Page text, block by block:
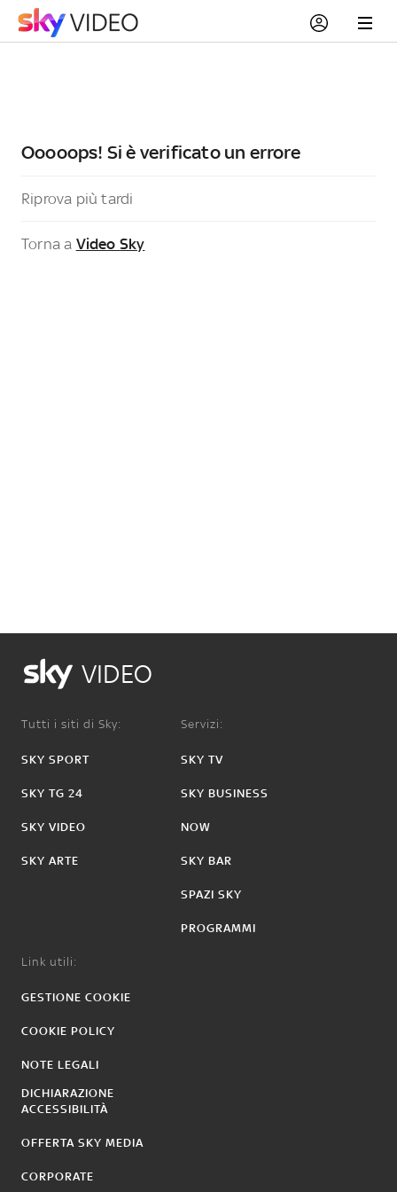
Ooooops! Si è verificato un errore
Riprova più tardi
Torna a Video Sky
VIDEO
Tutti i siti di Sky:
SKY SPORT
SKY TG 24
SKY VIDEO
SKY ARTE
Servizi:
SKY TV
SKY BUSINESS
NOW
SKY BAR
SPAZI SKY
PROGRAMMI
Link utili:
GESTIONE COOKIE
COOKIE POLICY
NOTE LEGALI
DICHIARAZIONE
ACCESSIBILITÀ
OFFERTA SKY MEDIA
CORPORATE